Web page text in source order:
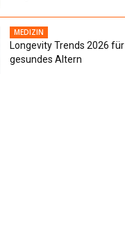
MEDIZIN
Longevity Trends 2026 für
gesundes Altern